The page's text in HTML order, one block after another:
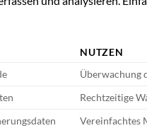
NUTZEN
Überwachung
Rechtzeitige
Vereinfachtes